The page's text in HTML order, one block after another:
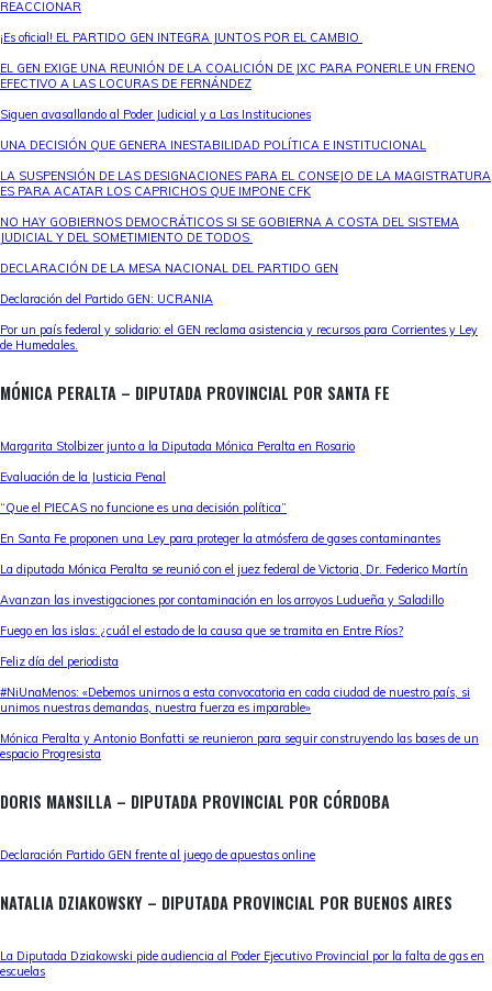
REACCIONAR
¡Es oficial! EL PARTIDO GEN INTEGRA JUNTOS POR EL CAMBIO
EL GEN EXIGE UNA REUNIÓN DE LA COALICIÓN DE JXC PARA PONERLE UN FRENO
EFECTIVO A LAS LOCURAS DE FERNÁNDEZ
Siguen avasallando al Poder Judicial y a Las Instituciones
UNA DECISIÓN QUE GENERA INESTABILIDAD POLÍTICA E INSTITUCIONAL
LA SUSPENSIÓN DE LAS DESIGNACIONES PARA EL CONSEJO DE LA MAGISTRATURA
ES PARA ACATAR LOS CAPRICHOS QUE IMPONE CFK
NO HAY GOBIERNOS DEMOCRÁTICOS SI SE GOBIERNA A COSTA DEL SISTEMA
JUDICIAL Y DEL SOMETIMIENTO DE TODOS
DECLARACIÓN DE LA MESA NACIONAL DEL PARTIDO GEN
Declaración del Partido GEN: UCRANIA
Por un país federal y solidario: el GEN reclama asistencia y recursos para Corrientes y Ley
de Humedales.
MÓNICA PERALTA – DIPUTADA PROVINCIAL POR SANTA FE
Margarita Stolbizer junto a la Diputada Mónica Peralta en Rosario
Evaluación de la Justicia Penal
“Que el PIECAS no funcione es una decisión política”
En Santa Fe proponen una Ley para proteger la atmósfera de gases contaminantes
La diputada Mónica Peralta se reunió con el juez federal de Victoria, Dr. Federico Martín
Avanzan las investigaciones por contaminación en los arroyos Ludueña y Saladillo
Fuego en las islas: ¿cuál el estado de la causa que se tramita en Entre Ríos?
Feliz día del periodista
#NiUnaMenos: «Debemos unirnos a esta convocatoria en cada ciudad de nuestro país, si
unimos nuestras demandas, nuestra fuerza es imparable»
Mónica Peralta y Antonio Bonfatti se reunieron para seguir construyendo las bases de un
espacio Progresista
DORIS MANSILLA – DIPUTADA PROVINCIAL POR CÓRDOBA
Declaración Partido GEN frente al juego de apuestas online
NATALIA DZIAKOWSKY – DIPUTADA PROVINCIAL POR BUENOS AIRES
La Diputada Dziakowski pide audiencia al Poder Ejecutivo Provincial por la falta de gas en
escuelas